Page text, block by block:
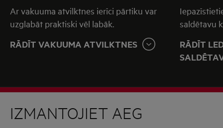
Ar vakuuma atvilktnes ierīci pārtiku var
uzglabāt praktiski vēl labāk.
RĀDĪT VAKUUMA ATVILKTNES
saldētavu
RĀDĪT
IZMANTOJIET AEG